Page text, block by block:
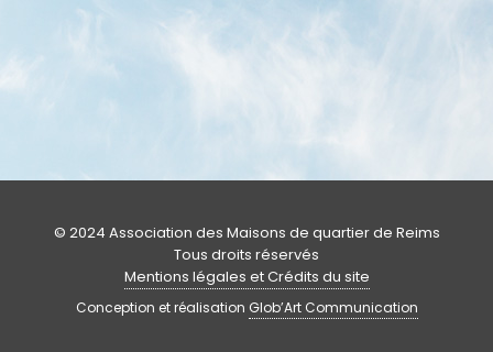
© 2024 Association des Maisons de quartier de Reims
Tous droits réservés
Mentions légales et Crédits du site
Conception et réalisation Glob’Art Communication